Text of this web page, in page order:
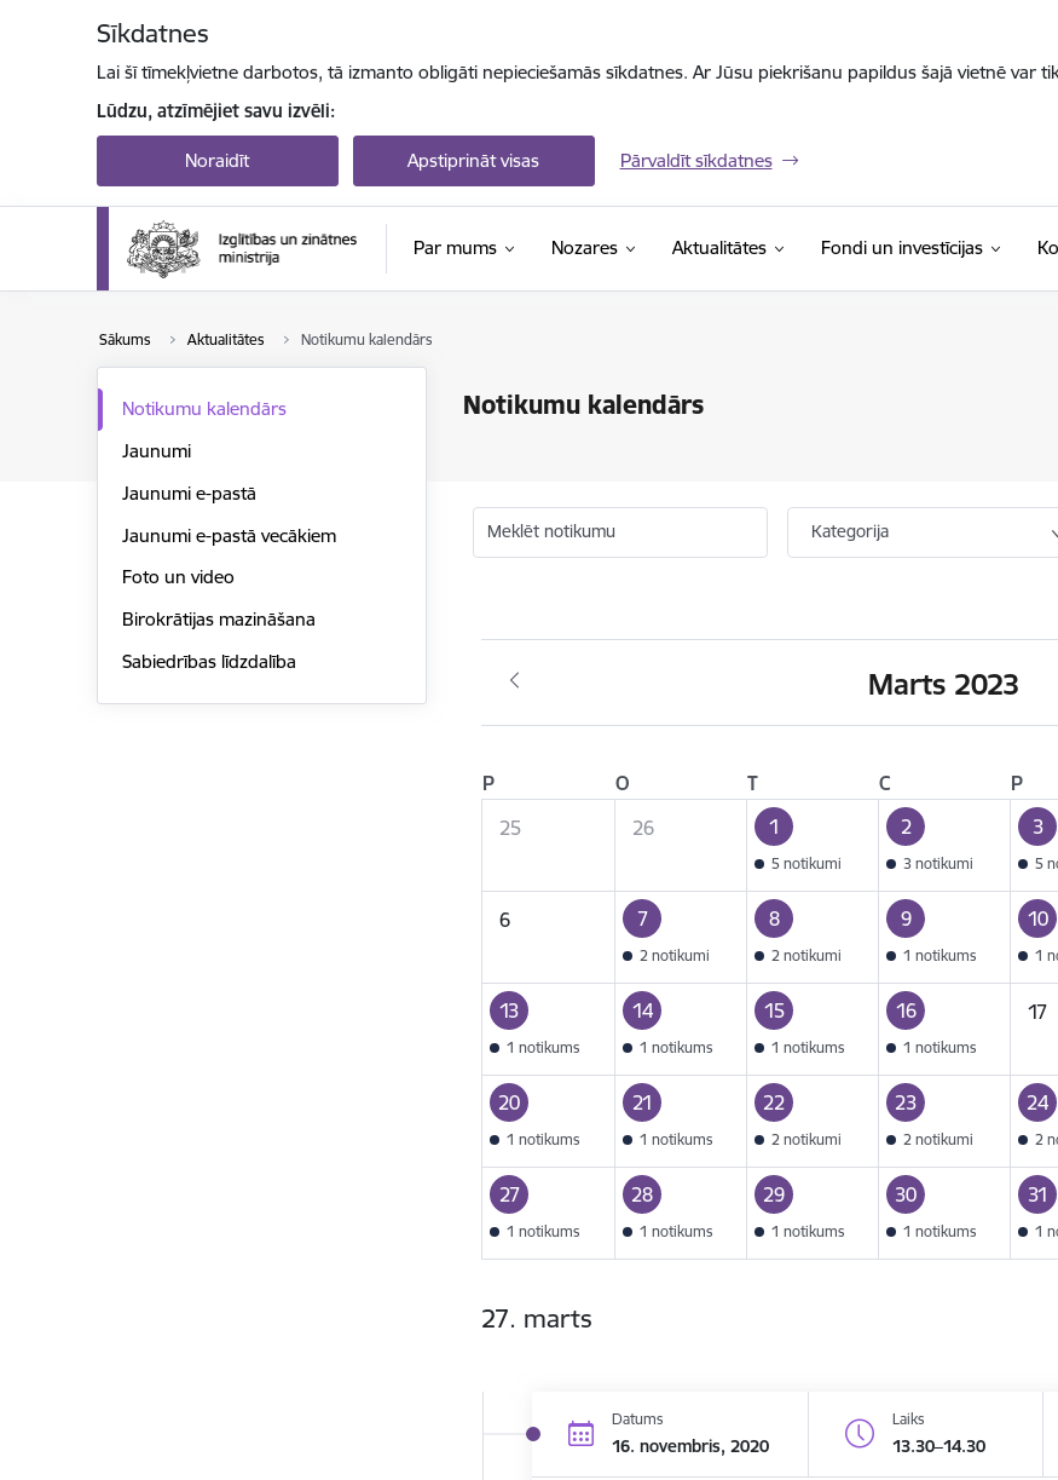
Sīkdatnes
Lai šī tīmekļvietne darbotos, tā izmanto obligāti nepieciešamās sīkdatnes. Ar Jūsu piekrišanu papildus šajā vietnē var
Lūdzu, atzīmējiet savu izvēli:
Noraidīt Apstiprināt visas Pārvaldīt sīkdatnes
Par mums Nozares Aktualitātes Fondi un investīcijas
Sākums Aktualitātes Notikumu kalendārs
Notikumu kalendārs
Notikumu kalendārs
Jaunumi
Jaunumi e-pastā
Jaunumi e-pastā vecākiem
Foto un video
Birokrātijas mazināšana
Sabiedrības līdzdalība
Meklēt notikumu Kategorija
Marts 2023
P O T C P
25
26 1
5 notikumi
2
3 notikumi
3
5
6 7
2 notikumi
8
2 notikumi
9
1 notikums
10
1
13
1 notikums
14
1 notikums
15
1 notikums
16
1 notikums
17
20
1 notikums
21
1 notikums
22
2 notikumi
23
2 notikumi
24
2
27
1 notikums
28
1 notikums
29
1 notikums
30
1 notikums
31
1
27. marts
Datums
16. novembris, 2020
Laiks
13.30–14.30